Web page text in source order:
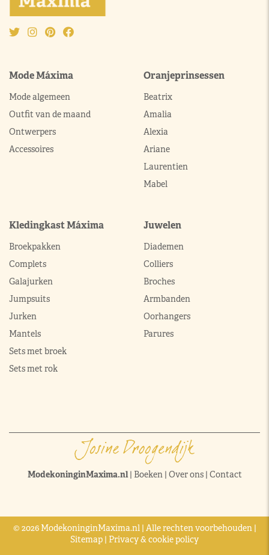
Mode Máxima
Mode algemeen
Outfit van de maand
Ontwerpers
Accessoires
Oranjeprinsessen
Beatrix
Amalia
Alexia
Ariane
Laurentien
Mabel
Kledingkast Máxima
Broekpakken
Complets
Galajurken
Jumpsuits
Jurken
Mantels
Sets met broek
Sets met rok
Juwelen
Diademen
Colliers
Broches
Armbanden
Oorhangers
Parures
ModekoninginMaxima.nl| Boeken| Over ons| Contact
© 2026 ModekoninginMaxima.nl | Alle rechten voorbehouden |
Sitemap | Privacy & cookie policy